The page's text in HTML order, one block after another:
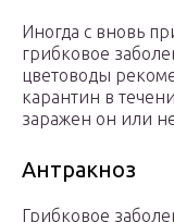
Иногда с вновь
грибковое
цветоводы
карантин в
заражен он или
Антракноз
Грибковое